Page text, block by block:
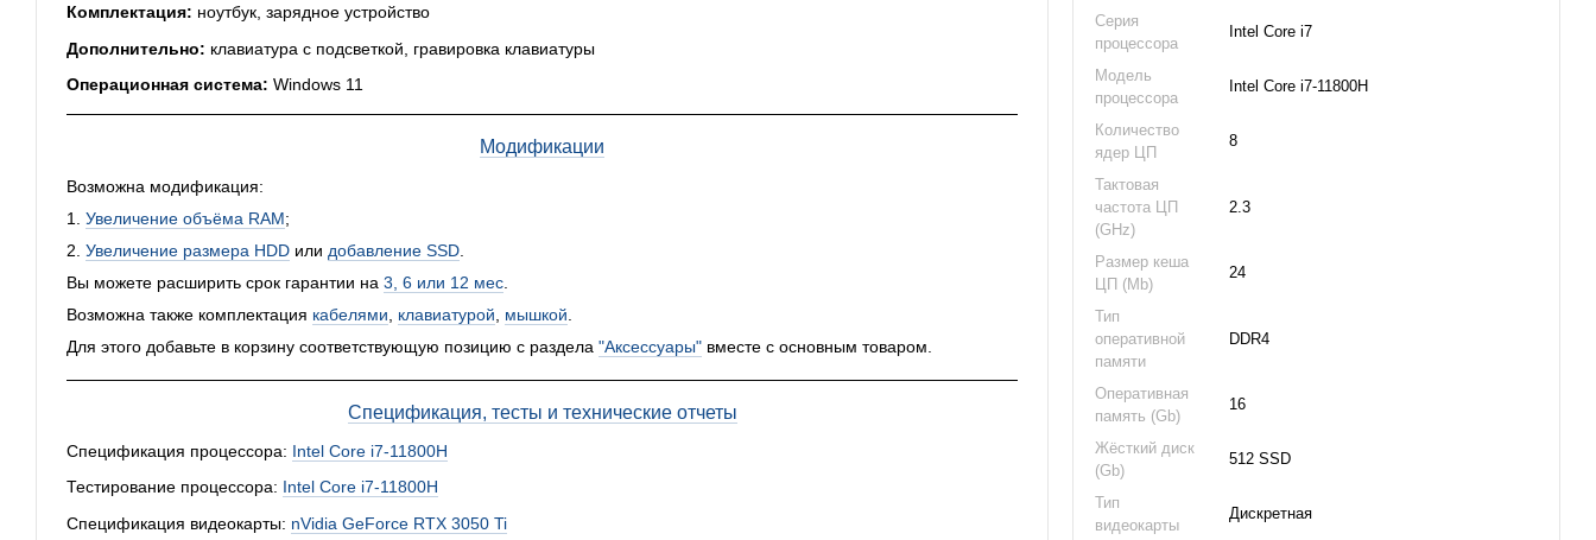
Комплектация: ноутбук, зарядное устройство
Дополнительно: клавиатура с подсветкой, гравировка клавиатуры
Операционная система: Windows 11
Модификации
Возможна модификация:
1. Увеличение объёма RAM;
2. Увеличение размера HDD или добавление SSD.
Вы можете расширить срок гарантии на 3, 6 или 12 мес.
Возможна также комплектация кабелями, клавиатурой, мышкой.
Для этого добавьте в корзину соответствующую позицию с раздела "Аксессуары" вместе с основным товаром.
Спецификация, тесты и технические отчеты
Спецификация процессора: Intel Core i7-11800H
Тестирование процессора: Intel Core i7-11800H
Спецификация видеокарты: nVidia GeForce RTX 3050 Ti
Серия
процессора
Intel Core i7
Модель
процессора
Intel Core i7-11800H
Количество
ядер ЦП
8
Тактовая
частота ЦП
(GHz)
2.3
Размер кеша
ЦП (Mb)
24
Тип
оперативной
памяти
DDR4
Оперативная
память (Gb)
16
Жёсткий диск
(Gb)
512 SSD
Тип
видеокарты
Дискретная